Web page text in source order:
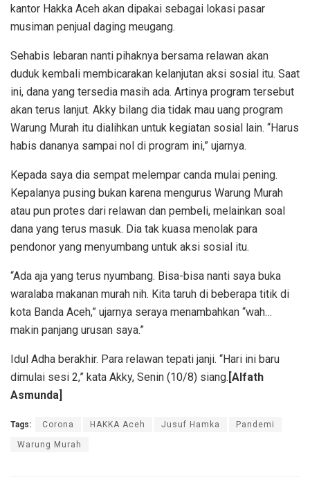
kantor Hakka Aceh akan dipakai sebagai lokasi pasar
musiman penjual daging meugang.
Sehabis lebaran nanti pihaknya bersama relawan akan
duduk kembali membicarakan kelanjutan aksi sosial itu. Saat
ini, dana yang tersedia masih ada. Artinya program tersebut
akan terus lanjut. Akky bilang dia tidak mau uang program
Warung Murah itu dialihkan untuk kegiatan sosial lain. “Harus
habis dananya sampai nol di program ini,” ujarnya.
Kepada saya dia sempat melempar canda mulai pening.
Kepalanya pusing bukan karena mengurus Warung Murah
atau pun protes dari relawan dan pembeli, melainkan soal
dana yang terus masuk. Dia tak kuasa menolak para
pendonor yang menyumbang untuk aksi sosial itu.
“Ada aja yang terus nyumbang. Bisa-bisa nanti saya buka
waralaba makanan murah nih. Kita taruh di beberapa titik di
kota Banda Aceh,” ujarnya seraya menambahkan “wah…
makin panjang urusan saya.”
Idul Adha berakhir. Para relawan tepati janji. “Hari ini baru
dimulai sesi 2,” kata Akky, Senin (10/8) siang. [Alfath
Asmunda]
Tags: Corona HAKKA Aceh Jusuf Hamka Pandemi
Warung Murah